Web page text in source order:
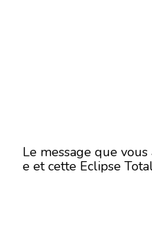
Le message que
e et cette Eclipse